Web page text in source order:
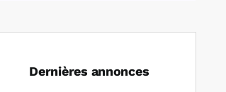
Dernières annonces